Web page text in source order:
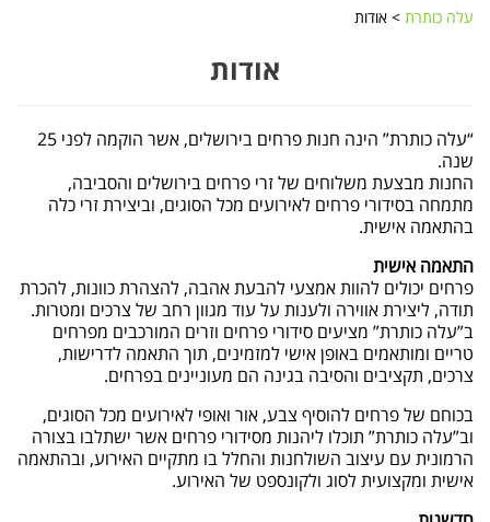
עלה כותרת > אודות
אודות
“עלה כותרת” הינה חנות פרחים בירושלים, אשר הוקמה לפני 25
שנה.
החנות מבצעת משלוחים של זרי פרחים בירושלים והסביבה,
מתמחה בסידורי פרחים לאירועים מכל הסוגים, וביצירת זרי כלה
בהתאמה אישית.
התאמה אישית
פרחים יכולים להוות אמצעי להבעת אהבה, להצהרת כוונות, להכרת
תודה, ליצירת אווירה ולענות על עוד מגוון רחב של צרכים ומטרות.
ב”עלה כותרת” מציעים סידורי פרחים וזרים המורכבים מפרחים
טריים ומותאמים באופן אישי למזמינים, תוך התאמה לדרישות,
צרכים, תקציבים והסיבה בגינה הם מעוניינים בפרחים.
בכוחם של פרחים להוסיף צבע, אור ואופי לאירועים מכל הסוגים,
וב”עלה כותרת” תוכלו ליהנות מסידורי פרחים אשר ישתלבו בצורה
הרמונית עם עיצוב השולחנות והחלל בו מתקיים האירוע, ובהתאמה
אישית ומקצועית לסוג ולקונספט של האירוע.